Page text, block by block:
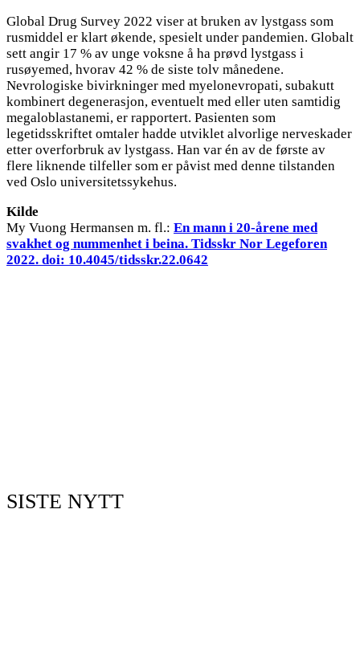
Global Drug Survey 2022 viser at bruken av lystgass som
rusmiddel er klart økende, spesielt under pandemien. Globalt
sett angir 17 % av unge voksne å ha prøvd lystgass i
rusøyemed, hvorav 42 % de siste tolv månedene.
Nevrologiske bivirkninger med myelonevropati, subakutt
kombinert degenerasjon, eventuelt med eller uten samtidig
megaloblastanemi, er rapportert. Pasienten som
legetidsskriftet omtaler hadde utviklet alvorlige nerveskader
etter overforbruk av lystgass. Han var én av de første av
flere liknende tilfeller som er påvist med denne tilstanden
ved Oslo universitetssykehus.
Kilde
My Vuong Hermansen m. fl.: En mann i 20-årene med
svakhet og nummenhet i beina. Tidsskr Nor Legeforen
2022. doi: 10.4045/tidsskr.22.0642
SISTE NYTT